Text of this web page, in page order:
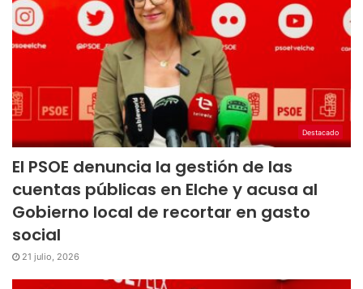
Destacado
El PSOE denuncia la gestión de las
cuentas públicas en Elche y acusa al
Gobierno local de recortar en gasto
social
21 julio, 2026